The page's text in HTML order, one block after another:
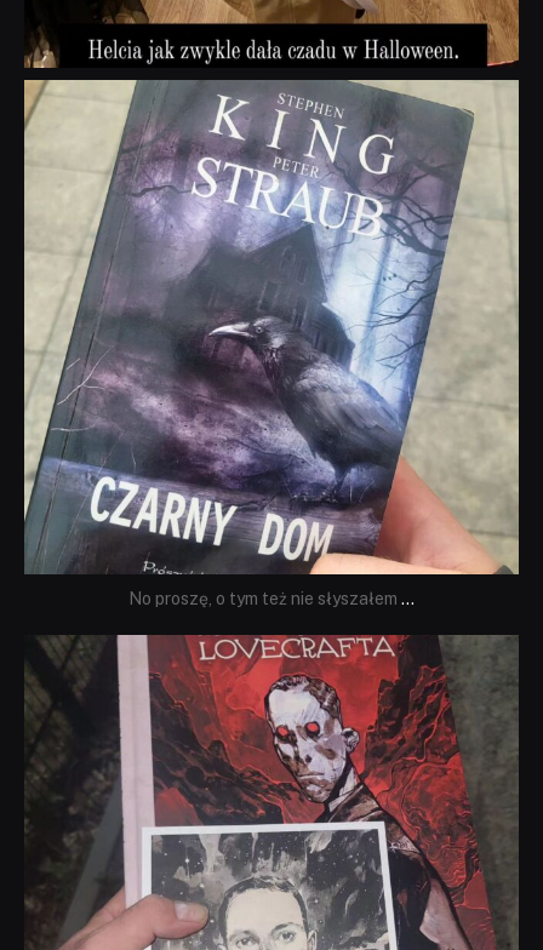
dobryhorror
Wrz 23
No proszę, o tym też nie słyszałem ...
dobryhorror
Wrz 19